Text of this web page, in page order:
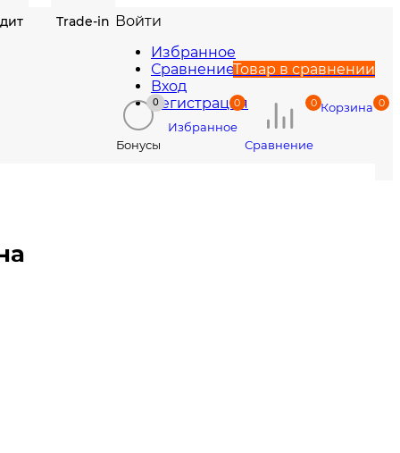
Trade-in Войти
Избранное
СравнениеТовар в сравнении
Вход
Регистрация
0
Бонусы
0
Избранное
0
Сравнение
0
Корзина